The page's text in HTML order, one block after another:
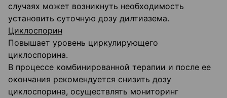
случаях может возникнуть необходимость
установить суточную дозу дилтиазема.
Циклоспорин
Повышает уровень циркулирующего
циклоспорина.
В процессе комбинированной терапии и после ее
окончания рекомендуется снизить дозу
циклоспорина, осуществлять мониторинг